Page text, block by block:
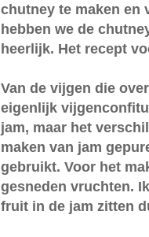
chutney te maken en
hebben we de
heerlijk. Het recept
Van de vijgen die
eigenlijk
jam, maar het
maken van jam
gebruikt. Voor het
gesneden vruchten.
fruit in de jam zitten